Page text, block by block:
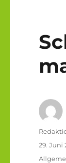
Autor
am
29. Juni